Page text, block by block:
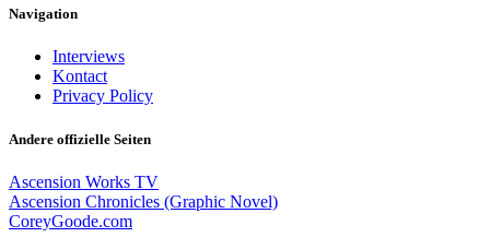
Navigation
Interviews
Kontact
Privacy Policy
Andere offizielle Seiten
Ascension Works TV
Ascension Chronicles (Graphic Novel)
CoreyGoode.com